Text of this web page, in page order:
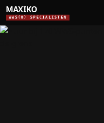
MAXIKO
WWS(O) SPECIALISTEN